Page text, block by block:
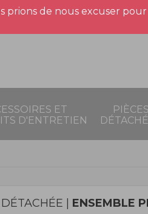
de nous excuser
ET
D'ENTRETIEN
PIÈCES
| ENSEMBLE